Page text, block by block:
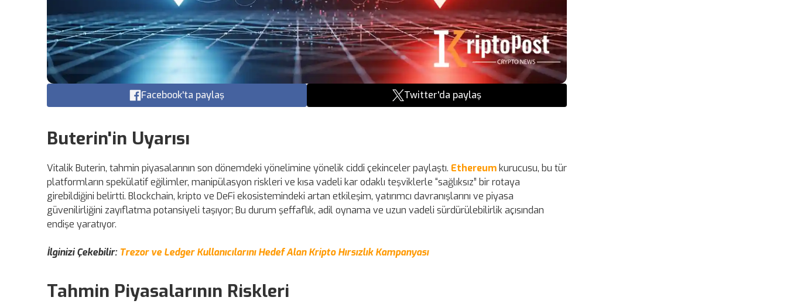
Facebook'ta paylaş Twitter'da paylaş
Buterin'in Uyarısı
Vitalik Buterin, tahmin piyasalarının son dönemdeki yönelimine yönelik ciddi çekinceler paylaştı. Ethereumkurucusu, bu tür
platformların spekülatif eğilimler, manipülasyon riskleri ve kısa vadeli kar odaklı teşviklerle “sağlıksız” bir rotaya
girebildiğini belirtti. Blockchain, kripto ve DeFi ekosistemindeki artan etkileşim, yatırımcı davranışlarını ve piyasa
güvenilirliğini zayıflatma potansiyeli taşıyor; Bu durum şeffaflık, adil oynama ve uzun vadeli sürdürülebilirlik açısından
endişe yaratıyor.
İlginizi Çekebilir: Trezor ve Ledger Kullanıcılarını Hedef Alan Kripto Hırsızlık Kampanyası
Tahmin Piyasalarının Riskleri